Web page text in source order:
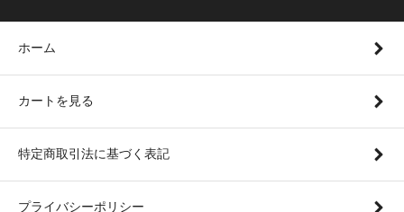
ホーム
カートを見る
特定商取引法に基づく表記
プライバシーポリシー